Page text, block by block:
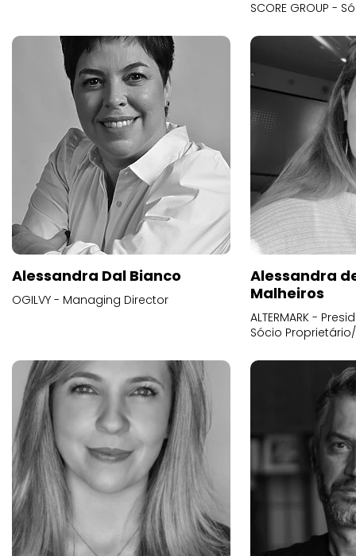
SCORE GROUP -
Alessandra Dal Bianco
OGILVY - Managing Director
Alessandra
Malheiros
ALTERMARK -
Sócio